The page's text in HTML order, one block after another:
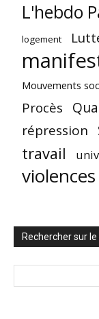
L'hebdo
logement
Mouvements
Procès
répression
travail
Rechercher sur le